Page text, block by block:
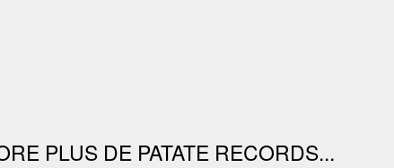
PLUS DE PATATE RECORDS...